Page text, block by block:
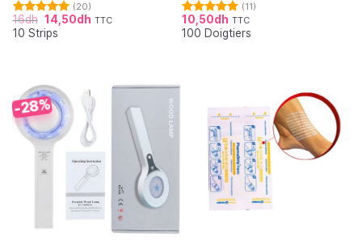
Note
4.95
sur 5
(20)
16dh 14,50dh TTC
10 Strips
Note5.00
sur 5
(11)
10,50dh TTC
100 Doigtiers
-28%